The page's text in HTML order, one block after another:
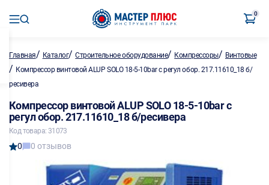
0
Главная/ Каталог/Строительное оборудование/ Компрессоры/ Винтовые
/ Компрессор винтовой ALUP SOLO 18-5-10bar с регул обор. 217.11610_18 б/
ресивера
Компрессор винтовой ALUP SOLO 18-5-10bar с
регул обор. 217.11610_18 б/ресивера
Код товара: 31073
0 0 отзывов